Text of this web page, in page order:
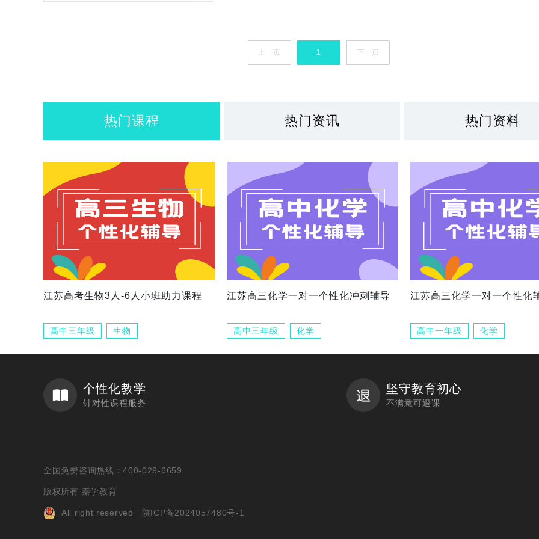
上一页 1 下一页
热门课程 热门资讯 热门资料
江苏高考生物3人-6人小班助力课程
高中三年级 生物
江苏高三化学一对一个性化冲刺辅导
高中三年级 化学
江苏高三化学一对一个性化
高中一年级 化学
个性化教学
针对性课程服务
坚守教育初心
不满意可退课
全国免费咨询热线：400-029-6659
版权所有 秦学教育
All right reserved 陕ICP备2024057480号-1